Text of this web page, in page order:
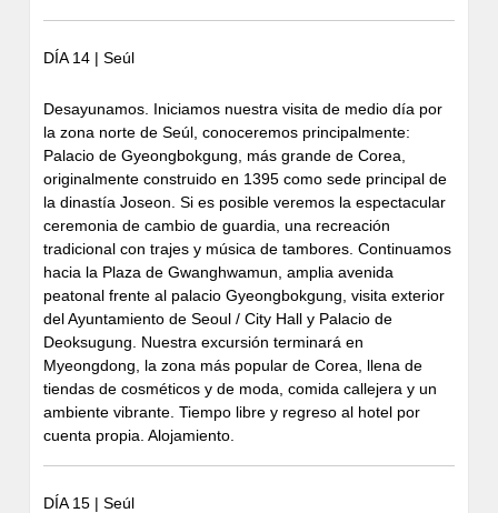
DÍA 14 | Seúl
Desayunamos. Iniciamos nuestra visita de medio día por
la zona norte de Seúl, conoceremos principalmente:
Palacio de Gyeongbokgung, más grande de Corea,
originalmente construido en 1395 como sede principal de
la dinastía Joseon. Si es posible veremos la espectacular
ceremonia de cambio de guardia, una recreación
tradicional con trajes y música de tambores. Continuamos
hacia la Plaza de Gwanghwamun, amplia avenida
peatonal frente al palacio Gyeongbokgung, visita exterior
del Ayuntamiento de Seoul / City Hall y Palacio de
Deoksugung. Nuestra excursión terminará en
Myeongdong, la zona más popular de Corea, llena de
tiendas de cosméticos y de moda, comida callejera y un
ambiente vibrante. Tiempo libre y regreso al hotel por
cuenta propia. Alojamiento.
DÍA 15 | Seúl